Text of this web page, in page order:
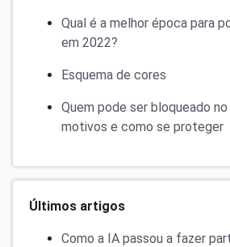
Qual é a melhor época para
em 2022?
Esquema de cores
Quem pode ser bloqueado
motivos e como se proteger
Últimos artigos
Como a IA passou a fazer